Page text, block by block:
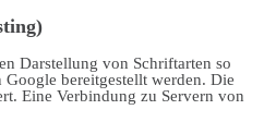
Darstellung von Schriftarten so
bereitgestellt werden. Die
Eine Verbindung zu Servern von